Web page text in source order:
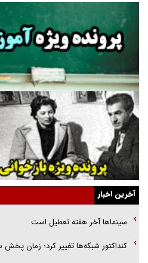
دنده دولت به واگذاری مسئله‌دار
غریزه‌ی بقا و آقای باقی و رفقا
جراحی‌های زیبایی با مدرک فوق‌دیپلم! +
گفت‌وگو با همسر یکی از شهدای جنگ
انگشت‌های پا شناسایی کردیم
نسلی که آنلاین الگو می‌گیرد
گفت‌وگو با آیت‌الله جاودان/ جفای مخالفان
ارتقا می‌داد
راننده مست به قانون می‌خندد
همه آقای دوربینی شده‌ایم!
قصه ناتمام سرویس مدارس
آخرین اخبار
سینماها آخر هفته تعطیل است
کنداکتور شبکه‌ها تغییر کرد؛ زمان